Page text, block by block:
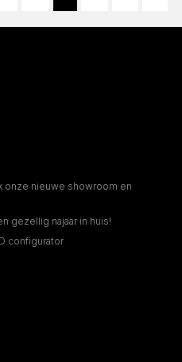
onze nieuwe showroom en
gezellig najaar in huis!
configurator